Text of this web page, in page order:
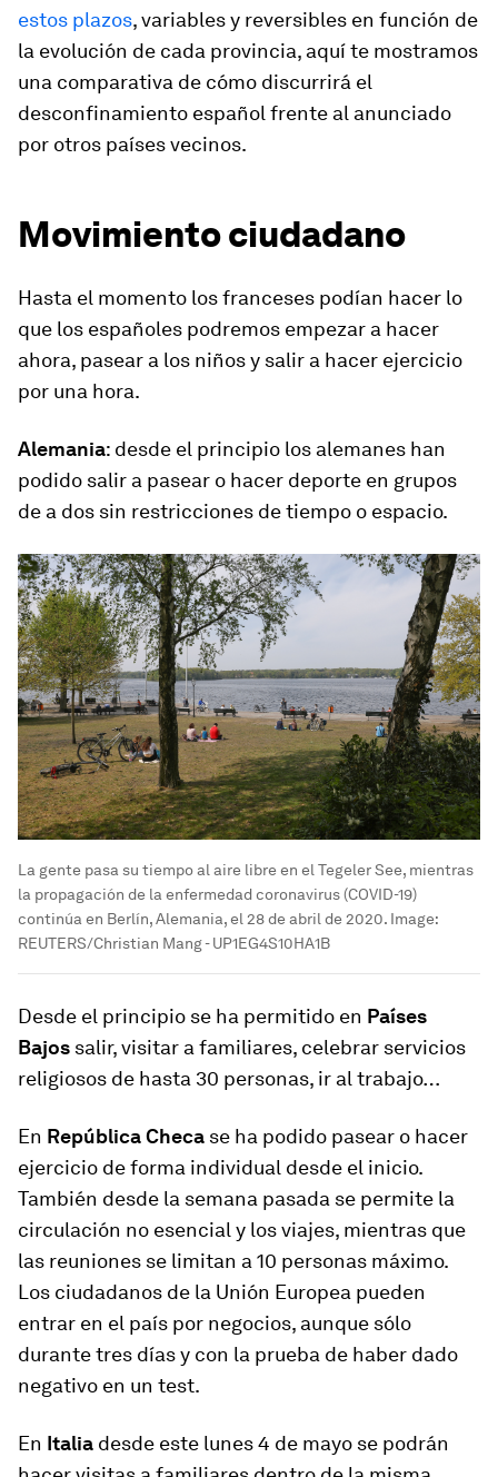
estos plazos, variables y reversibles en función de
la evolución de cada provincia, aquí te mostramos
una comparativa de cómo discurrirá el
desconfinamiento español frente al anunciado
por otros países vecinos.
Movimiento ciudadano
Hasta el momento los franceses podían hacer lo
que los españoles podremos empezar a hacer
ahora, pasear a los niños y salir a hacer ejercicio
por una hora.
Alemania: desde el principio los alemanes han
podido salir a pasear o hacer deporte en grupos
de a dos sin restricciones de tiempo o espacio.
La gente pasa su tiempo al aire libre en el Tegeler See, mientras
la propagación de la enfermedad coronavirus (COVID-19)
continúa en Berlín, Alemania, el 28 de abril de 2020. Image:
REUTERS/Christian Mang - UP1EG4S10HA1B
Desde el principio se ha permitido en Países
Bajos salir, visitar a familiares, celebrar servicios
religiosos de hasta 30 personas, ir al trabajo…
En República Checa se ha podido pasear o hacer
ejercicio de forma individual desde el inicio.
También desde la semana pasada se permite la
circulación no esencial y los viajes, mientras que
las reuniones se limitan a 10 personas máximo.
Los ciudadanos de la Unión Europea pueden
entrar en el país por negocios, aunque sólo
durante tres días y con la prueba de haber dado
negativo en un test.
En Italia desde este lunes 4 de mayo se podrán